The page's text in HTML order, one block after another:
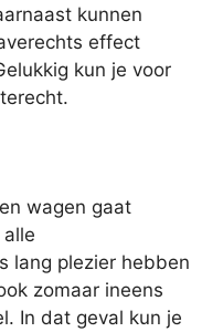
kunnen
effect
kun je voor
wagen gaat
lang plezier hebben
zomaar ineens
In dat geval kun je